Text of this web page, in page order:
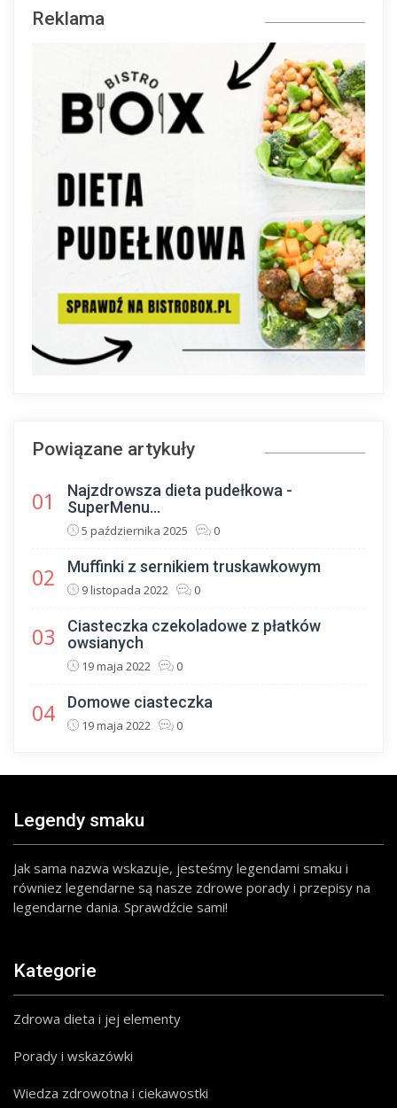
Reklama
Powiązane artykuły
01
Najzdrowsza dieta pudełkowa -
SuperMenu...
5 października 2025 0
02 Muffinki z sernikiem truskawkowym
9 listopada 2022 0
03
Ciasteczka czekoladowe z płatków
owsianych
19 maja 2022 0
04 Domowe ciasteczka
19 maja 2022 0
Legendy smaku
Jak sama nazwa wskazuje, jesteśmy legendami smaku i
równiez legendarne są nasze zdrowe porady i przepisy na
legendarne dania. Sprawdźcie sami!
Kategorie
Zdrowa dieta i jej elementy
Porady i wskazówki
Wiedza zdrowotna i ciekawostki